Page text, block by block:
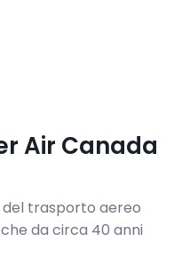
Air Canada
trasporto aereo
da circa 40 anni